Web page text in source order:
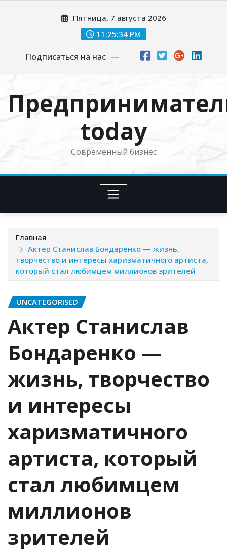
Пятница, 7 августа 2026
11:25:35 PM
Подписаться на нас
today
Современный бизнес
Главная
Актер Станислав Бондаренко — жизнь,
творчество и интересы харизматичного артиста,
который стал любимцем миллионов зрителей
UNCATEGORISED
Актер Станислав
Бондаренко —
жизнь, творчество
и интересы
харизматичного
артиста, который
стал любимцем
миллионов
зрителей